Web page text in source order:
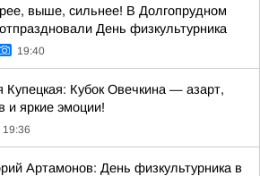
выше, сильнее! В Долгопрудном
День физкультурника
19:40
Кубок Овечкина — азарт,
и яркие эмоции!
19:36
Артамонов: День физкультурника в